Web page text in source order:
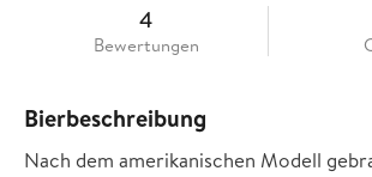
4
Bewertungen
Bierbeschreibung
Nach dem amerikanischen Modell